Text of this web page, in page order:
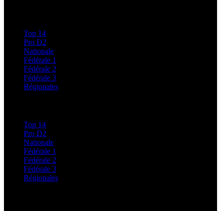
Top 14
Pro D2
Nationale
Fédérale 1
Fédérale 2
Fédérale 3
Régionales
Top 14
Pro D2
Nationale
Fédérale 1
Fédérale 2
Fédérale 3
Régionales